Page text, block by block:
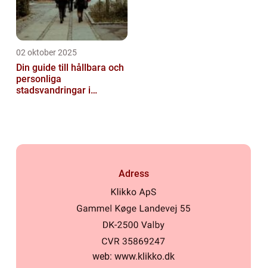
02 oktober 2025
Din guide till hållbara och
personliga
stadsvandringar i
Adress
web: www.klikko.dk